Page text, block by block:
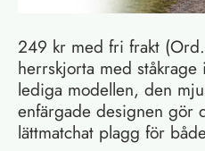
249 kr med fri frakt
herrskjorta med
lediga modellen, den
enfärgade designen gör
lättmatchat plagg för